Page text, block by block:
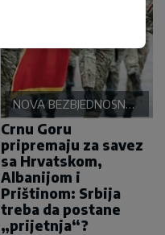
NOVA BEZBJEDNOSNA
OSOVINA
Crnu Goru
pripremaju za savez
sa Hrvatskom,
Albanijom i
Prištinom: Srbija
treba da postane
„prijetnja“?